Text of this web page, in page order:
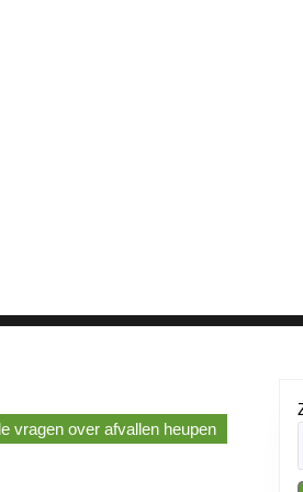
vragen over afvallen heupen